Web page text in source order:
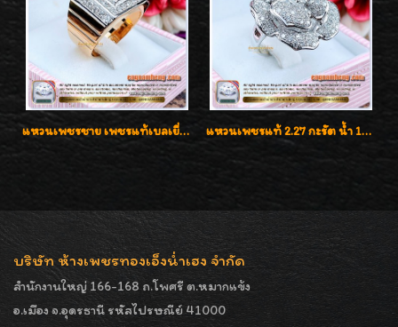
แหวนเพชรชาย เพชรแท้เบลเยี่ยมคัท น้ำ100% D-Color/VVS 2.46 กะรัต แหวนเพชรแท้ 2.27 กะรัต น้ำ 100% เบลเยี่ยมคัท ลวดลายดอกกุหลาบหรู
บริษัท ห้างเพชรทองเอ็งน่ำเฮง จำกัด
สำนักงานใหญ่ 166-168 ถ.โพศรี ต.หมากแข้ง
อ.เมือง จ.อุดรธานี รหัสไปรษณีย์ 41000